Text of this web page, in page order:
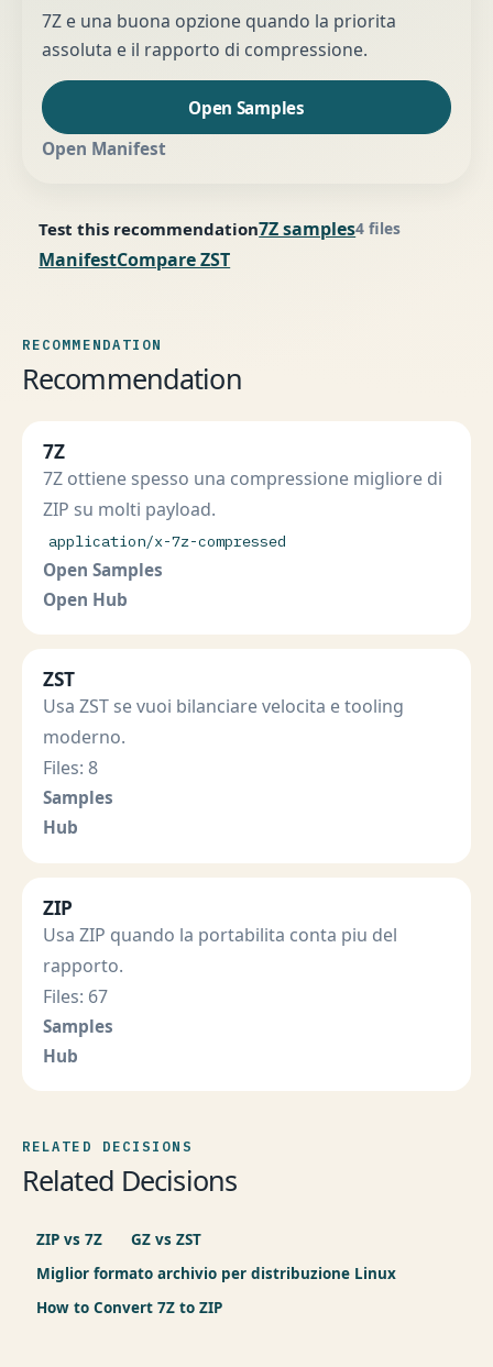
7Z e una buona opzione quando la priorita
assoluta e il rapporto di compressione.
Open Samples
Open Manifest
Test this recommendation7Z samples4 files
ManifestCompare ZST
RECOMMENDATION
Recommendation
7Z
7Z ottiene spesso una compressione migliore di
ZIP su molti payload.
application/x-7z-compressed
Open Samples
Open Hub
ZST
Usa ZST se vuoi bilanciare velocita e tooling
moderno.
Files: 8
Samples
Hub
ZIP
Usa ZIP quando la portabilita conta piu del
rapporto.
Files: 67
Samples
Hub
RELATED DECISIONS
Related Decisions
ZIP vs 7Z
GZ vs ZST
Miglior formato archivio per distribuzione Linux
How to Convert 7Z to ZIP